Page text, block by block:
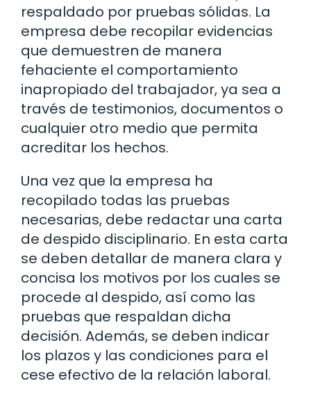
respaldado por pruebas sólidas. La
empresa debe recopilar evidencias
que demuestren de manera
fehaciente el comportamiento
inapropiado del trabajador, ya sea a
través de testimonios, documentos o
cualquier otro medio que permita
acreditar los hechos.
Una vez que la empresa ha
recopilado todas las pruebas
necesarias, debe redactar una carta
de despido disciplinario. En esta carta
se deben detallar de manera clara y
concisa los motivos por los cuales se
procede al despido, así como las
pruebas que respaldan dicha
decisión. Además, se deben indicar
los plazos y las condiciones para el
cese efectivo de la relación laboral.